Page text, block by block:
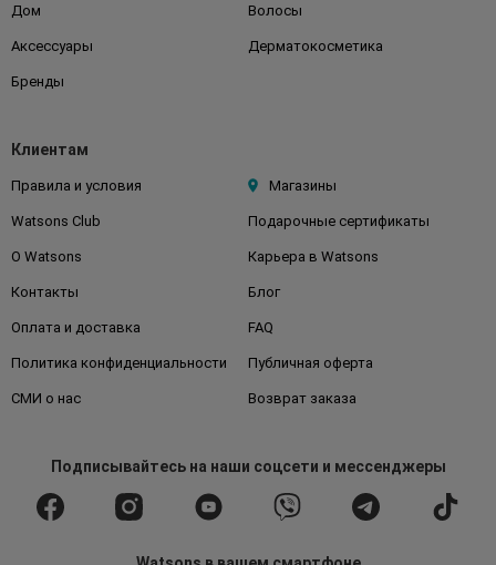
Дом Волосы
Аксессуары Дерматокосметика
Бренды
Клиентам
Правила и условия Магазины
Watsons Club Подарочные сертификаты
О Watsons Карьера в Watsons
Контакты Блог
Оплата и доставка FAQ
Политика конфиденциальности Публичная оферта
СМИ о нас Возврат заказа
Подписывайтесьна наши соцсети и мессенджеры